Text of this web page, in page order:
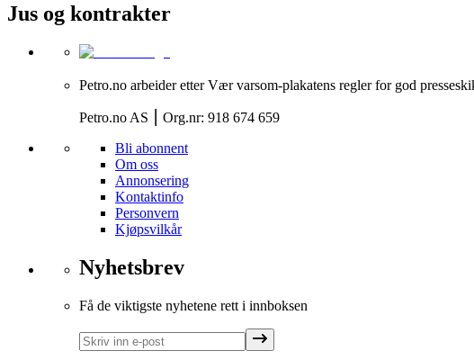
Jus og kontrakter
Petro.no arbeider etter Vær varsom-plakatens regler for god
Petro.no AS ⎮ Org.nr: 918 674 659
Bli abonnent
Om oss
Annonsering
Kontaktinfo
Personvern
Kjøpsvilkår
Nyhetsbrev
Få de viktigste nyhetene rett i innboksen